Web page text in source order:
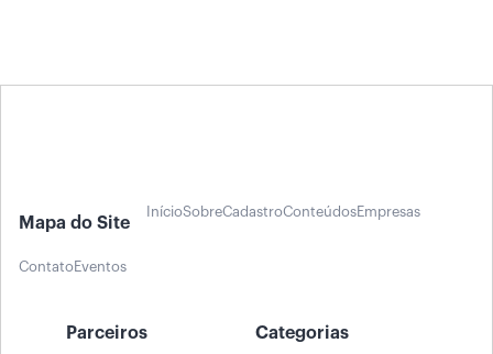
Mapa do Site
InícioSobreCadastroConteúdosEmpresas
ContatoEventos
Parceiros Categorias